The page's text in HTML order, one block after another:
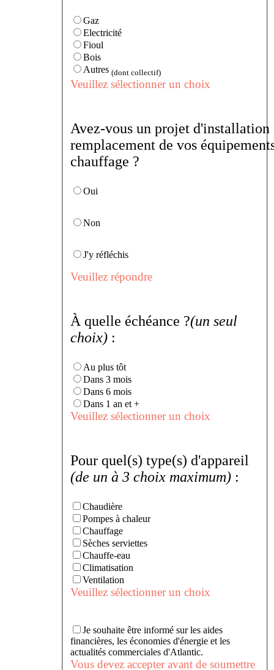
Gaz
Electricité
Fioul
Bois
Autres(dont collectif)
Veuillez sélectionner un choix
Avez-vous un projet d'installation
remplacement de vos
chauffage ?
Oui
Non
J'y réfléchis
Veuillez répondre
À quelle échéance ?(un seul
choix) :
Au plus tôt
Dans 3 mois
Dans 6 mois
Dans 1 an et +
Veuillez sélectionner un choix
Pour quel(s) type(s) d'appareil
(de un à 3 choix maximum) :
Chaudière
Pompes à chaleur
Chauffage
Sèches serviettes
Chauffe-eau
Climatisation
Ventilation
Veuillez sélectionner un choix
Je souhaite être informé sur les aides
financières, les économies d'énergie et les
actualités commerciales d'Atlantic.
Vous devez accepter avant de soumettre